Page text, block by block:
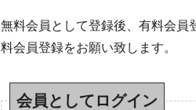
無料会員として登録後、有料会員
料会員登録をお願い致します。
会員としてログイン